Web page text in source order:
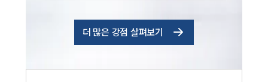
더 많은 강점 살펴보기